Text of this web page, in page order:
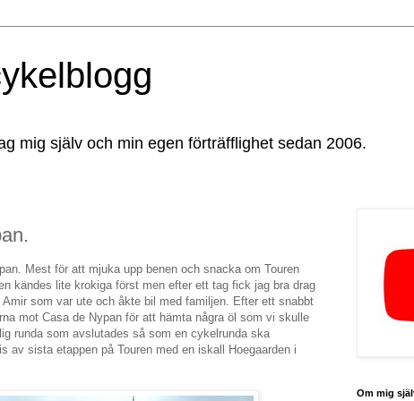
mig själv och min egen förträfflighet sedan 2006.
Mest för att mjuka upp benen och snacka om Touren
kändes lite krokiga först men efter ett tag fick jag bra drag
som var ute och åkte bil med familjen. Efter ett snabbt
mot Casa de Nypan för att hämta några öl som vi skulle
runda som avslutades så som en cykelrunda ska
av sista etappen på Touren med en iskall Hoegaarden i
Om mig